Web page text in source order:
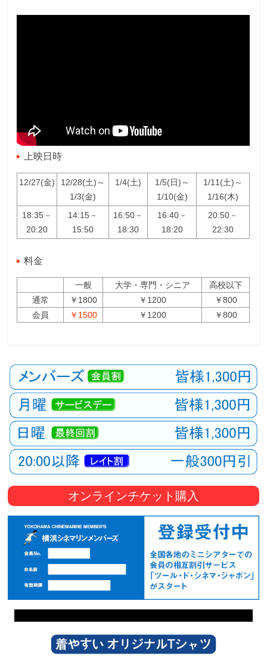
上映日時
12/27(金)
12/28(土)～
1/3(金)
1/4(土)
1/5(日)～
1/10(金)
1/11(土)～
1/16(木)
18:35－
20:20
14:15－
15:50
16:50－
18:30
16:40－
18:20
20:50－
22:30
料金
一般 大学・専門・シニア
高校以下
通常
￥1800 ￥1200
￥800
会員
￥1500 ￥1200 ￥800
オンラインチケット購入